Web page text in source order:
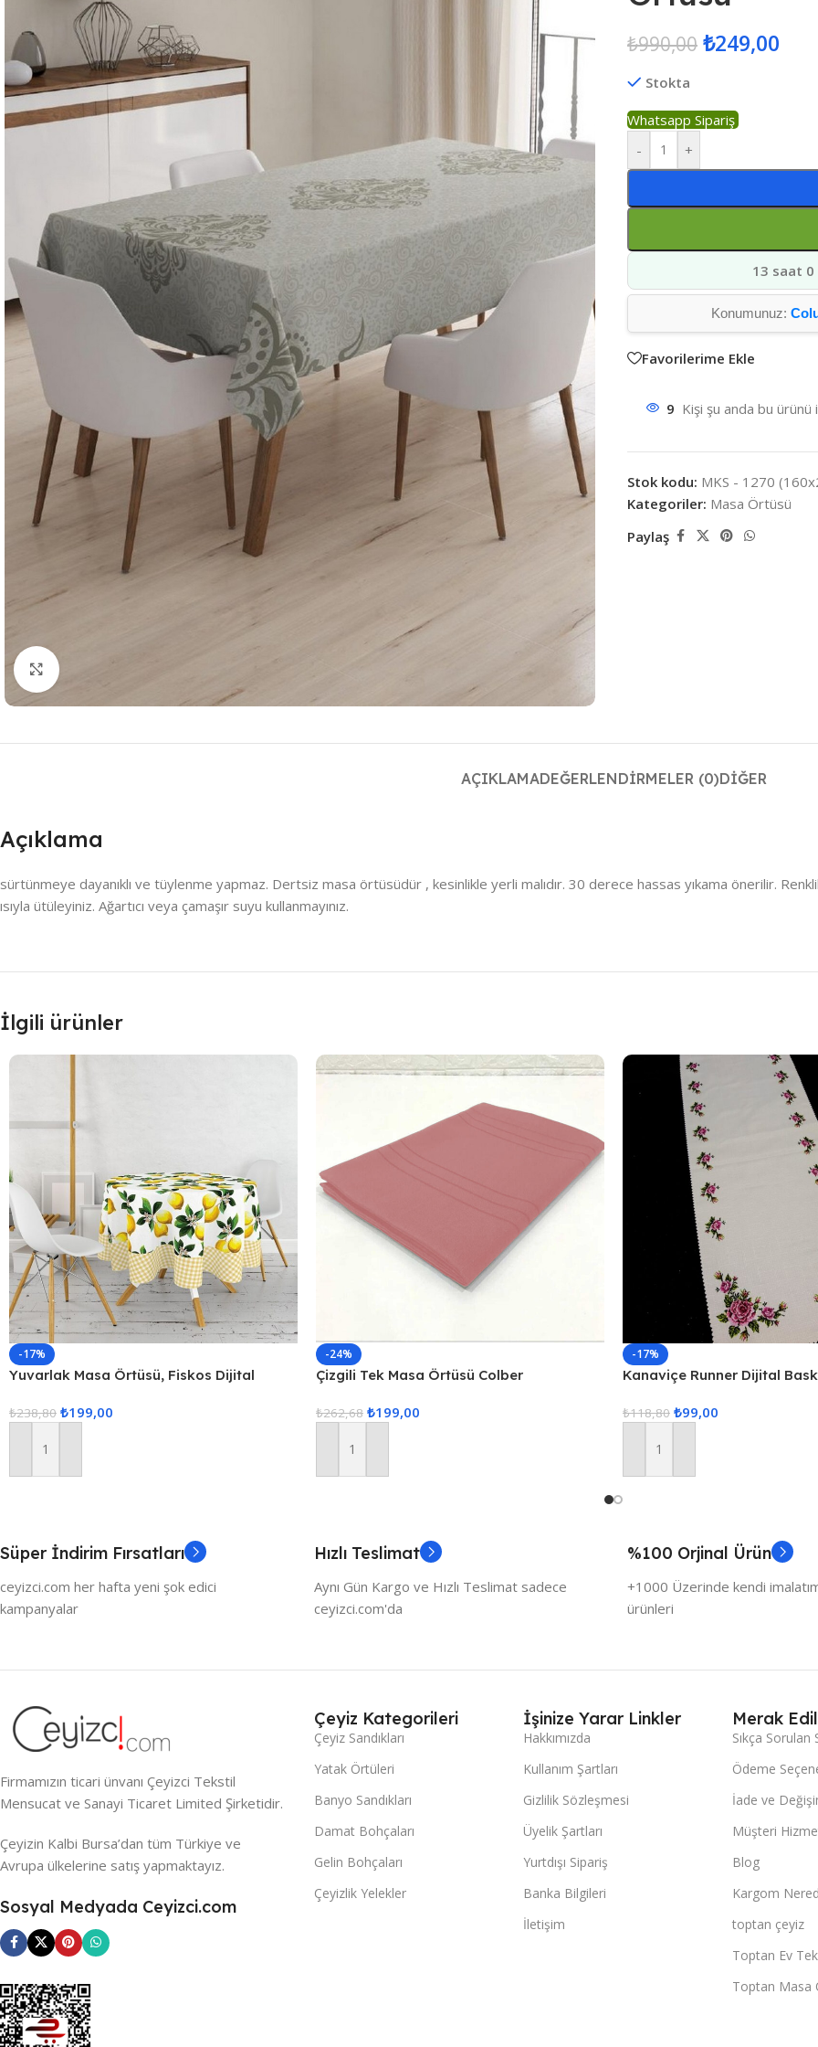
₺990,00 ₺249,00
Stokta
Whatsapp Sipariş
-
+
13 saat 0
Konumunuz:
Favorilerime Ekle
9 Kişi şu anda bu ürünü
Stok kodu: MKS - 1270
Kategoriler: Masa Örtüsü
Paylaş
AÇIKLAMADEĞERLENDIRMELER (0)DIĞER
Açıklama
sürtünmeye dayanıklı ve tüylenme yapmaz. Dertsiz masa örtüsüdür , kesinlikle yerli malıdır. 30 derece hassas yıkama önerilir.
ısıyla ütüleyiniz. Ağartıcı veya çamaşır suyu kullanmayınız.
İlgili ürünler
-17%
Yuvarlak Masa Örtüsü, Fiskos Dijital
₺238,80 ₺199,00
Sepete Ekle
-24%
Çizgili Tek Masa Örtüsü Colber
₺262,68 ₺199,00
Sepete Ekle
-17%
Kanaviçe Runner Dijital
₺118,80 ₺99,00
Sepete Ekle
Süper İndirim Fırsatları
ceyizci.com her hafta yeni şok edici
kampanyalar
Hızlı Teslimat
Aynı Gün Kargo ve Hızlı Teslimat sadece
ceyizci.com'da
%100 Orjinal Ürün
+1000 Üzerinde kendi
ürünleri
Firmamızın ticari ünvanı Çeyizci Tekstil
Mensucat ve Sanayi Ticaret Limited Şirketidir.
Çeyizin Kalbi Bursa’dan tüm Türkiye ve
Avrupa ülkelerine satış yapmaktayız.
Sosyal Medyada Ceyizci.com
Çeyiz Kategorileri
Çeyiz Sandıkları
Yatak Örtüleri
Banyo Sandıkları
Damat Bohçaları
Gelin Bohçaları
Çeyizlik Yelekler
İşinize Yarar Linkler
Hakkımızda
Kullanım Şartları
Gizlilik Sözleşmesi
Üyelik Şartları
Yurtdışı Sipariş
Banka Bilgileri
İletişim
Merak
Sıkça Sorulan
Ödeme
İade ve
Müşteri
Blog
Kargom
toptan çeyiz
Toptan Ev
Toptan Masa